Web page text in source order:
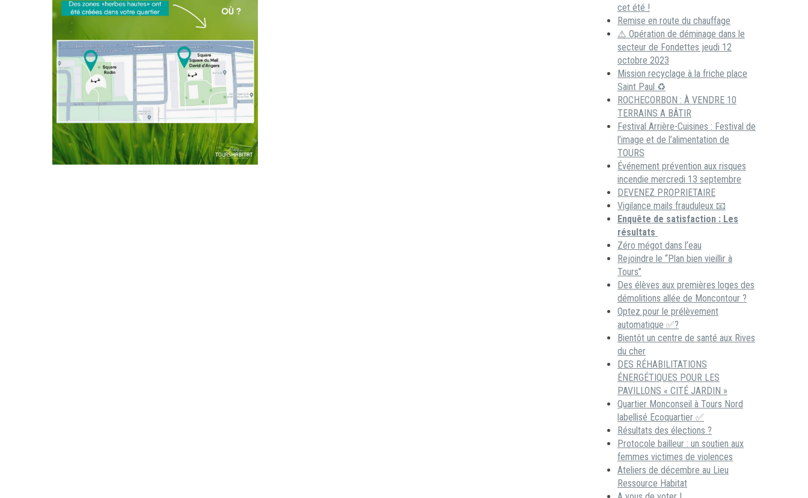
cet été !
Remise en route du chauffage
⚠️ Opération de déminage dans le
secteur de Fondettes jeudi 12
octobre 2023
Mission recyclage à la friche place
Saint Paul ♻️
ROCHECORBON : À VENDRE 10
TERRAINS A BÂTIR
Festival Arrière-Cuisines : Festival de
l’image et de l’alimentation de
TOURS
Événement prévention aux risques
incendie mercredi 13 septembre
DEVENEZ PROPRIETAIRE
Vigilance mails frauduleux 📧
Enquête de satisfaction : Les
résultats
Zéro mégot dans l’eau
Rejoindre le “Plan bien vieillir à
Tours”
Des élèves aux premières loges des
démolitions allée de Moncontour ?
Optez pour le prélèvement
automatique ✅?
Bientôt un centre de santé aux Rives
du cher
DES RÉHABILITATIONS
ÉNERGÉTIQUES POUR LES
PAVILLONS « CITÉ JARDIN »
Quartier Monconseil à Tours Nord
labellisé Ecoquartier ✅
Résultats des élections ?
Protocole bailleur : un soutien aux
femmes victimes de violences
Ateliers de décembre au Lieu
Ressource Habitat